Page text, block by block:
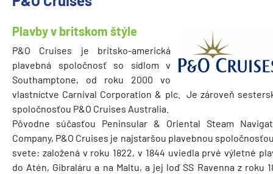
Plavby v britskom štýle
P&O Cruises je britsko-americká
plavebná spoločnosť so sídlom v
Southamptone, od roku 2000 vo
vlastníctve Carnival Corporation & plc. Je zároveň
spoločnosťou P&O Cruises Australia.
Pôvodne súčasťou Peninsular & Oriental Steam
Company, P&O Cruises je najstaršou plavebnou
svete: založená v roku 1822, v 1844 uviedla prvé výletné
do Atén, Gibraláru a na Maltu, a jej loď SS Ravenna z roku